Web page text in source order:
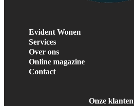
Evident Wonen
Services
Over ons
Online magazine
Contact
Onze klanten